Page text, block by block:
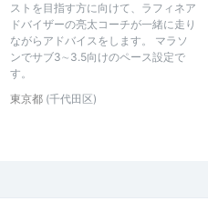
ストを目指す方に向けて、ラフィネア
ドバイザーの亮太コーチが一緒に走り
ながらアドバイスをします。 マラソ
ンでサブ3∼3.5向けのペース設定で
す。
東京都 (千代田区)